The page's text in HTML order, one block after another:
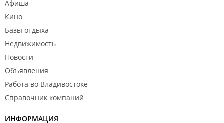
Афиша
Кино
Базы отдыха
Недвижимость
Новости
Объявления
Работа во Владивостоке
Справочник компаний
ИНФОРМАЦИЯ